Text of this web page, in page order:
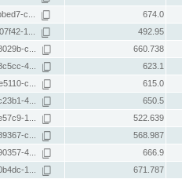
c... 674.0
1... 492.95
c... 660.738
4... 623.1
c... 615.0
4... 650.5
1... 522.639
c... 568.987
4... 666.9
1... 671.787